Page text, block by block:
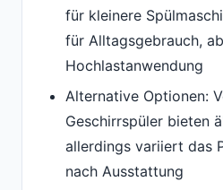
für kleinere
für Alltagsgebrauch,
Hochlastanwendung
Alternative Optionen:
Geschirrspüler bieten
allerdings variiert das
nach Ausstattung